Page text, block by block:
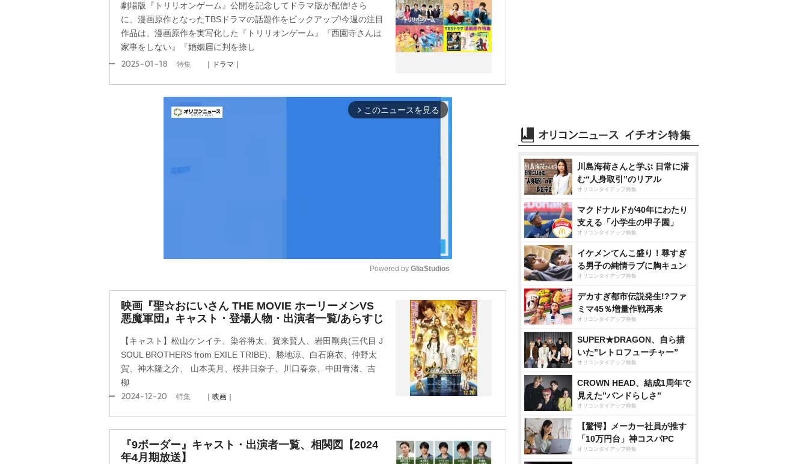
劇場版『トリリオンゲーム』公開を記念してドラマ版が配信!さら
に、漫画原作となったTBSドラマの話題作をピックアップ!今週の注目
作品は、漫画原作を実写化した『トリリオンゲーム』『西園寺さんは
家事をしない』『婚姻届に判を捺し
2025-01-18 特集 ｜ドラマ｜
arrow_forward_ios このニュースを見る
Powered by GliaStudios
映画『聖☆おにいさん THE MOVIE ホーリーメンVS
悪魔軍団』キャスト・登場人物・出演者一覧/あらすじ
【キャスト】松山ケンイチ、染谷将太、賀来賢人、岩田剛典(三代目 J
SOUL BROTHERS from EXILE TRIBE)、勝地涼、白石麻衣、仲野太
賀、神木隆之介、 山本美月、桜井日奈子、川口春奈、中田青渚、吉
柳
2024-12-20 特集 ｜映画｜
『9ボーダー』キャスト・出演者一覧、相関図【2024
年4月期放送】
川島海荷さんと学ぶ 日常に潜
む“人身取引”のリアル
オリコンタイアップ特集
マクドナルドが40年にわたり
支える「小学生の甲子園」
オリコンタイアップ特集
イケメンてんこ盛り！尊すぎ
る男子の純情ラブに胸キュン
オリコンタイアップ特集
デカすぎ都市伝説発生!?ファ
ミマ45％増量作戦再来
オリコンタイアップ特集
SUPER★DRAGON、自ら描
いた”レトロフューチャー”
オリコンタイアップ特集
CROWN HEAD、結成1周年で
見えた”バンドらしさ”
オリコンタイアップ特集
【驚愕】メーカー社員が推す
「10万円台」神コスパPC
オリコンタイアップ特集